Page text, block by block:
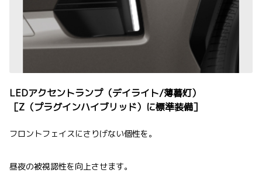
LEDアクセントランプ（デイライト/薄暮灯）
［Z（プラグインハイブリッド）に標準装備］
フロントフェイスにさりげない個性を。
昼夜の被視認性を向上させます。